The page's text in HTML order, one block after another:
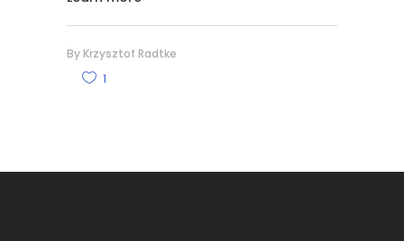
By Krzysztof Radtke
1